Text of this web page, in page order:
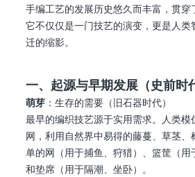
手编工艺的发展历史悠久而丰富，贯穿
它不仅仅是一门技艺的演变，更是人
迁的缩影。
一、起源与早期发展（史前时
萌芽 ：生存的需要（旧石器时代）
最早的编织技艺源于实用需求。人类
网，利用自然界中易得的藤蔓、草茎
单的网（用于捕鱼、狩猎）、篮筐（用
和垫席（用于隔潮、坐卧）。